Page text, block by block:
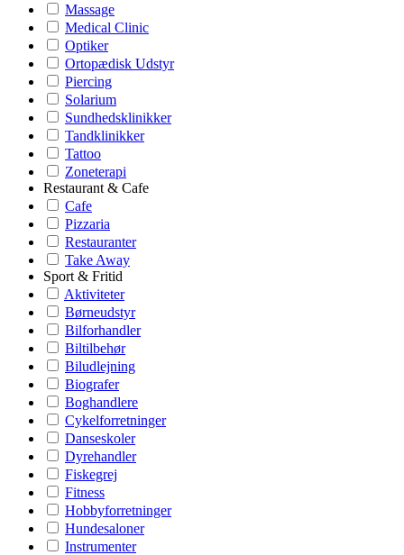
Massage
Medical Clinic
Optiker
Ortopædisk Udstyr
Piercing
Solarium
Sundhedsklinikker
Tandklinikker
Tattoo
Zoneterapi
Restaurant & Cafe
Cafe
Pizzaria
Restauranter
Take Away
Sport & Fritid
Aktiviteter
Børneudstyr
Bilforhandler
Biltilbehør
Biludlejning
Biografer
Boghandlere
Cykelforretninger
Danseskoler
Dyrehandler
Fiskegrej
Fitness
Hobbyforretninger
Hundesaloner
Instrumenter